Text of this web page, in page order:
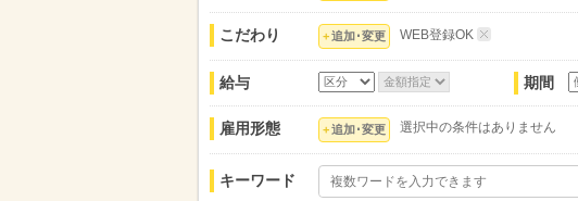
こだわり 追加･変更 WEB登録OK
給与 期間
雇用形態 追加･変更 選択中の条件はありません
キーワード